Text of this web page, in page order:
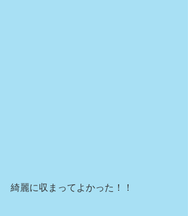
綺麗に収まってよかった！！